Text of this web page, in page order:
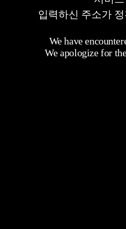
입력하신 주소가
We have
We apologize for